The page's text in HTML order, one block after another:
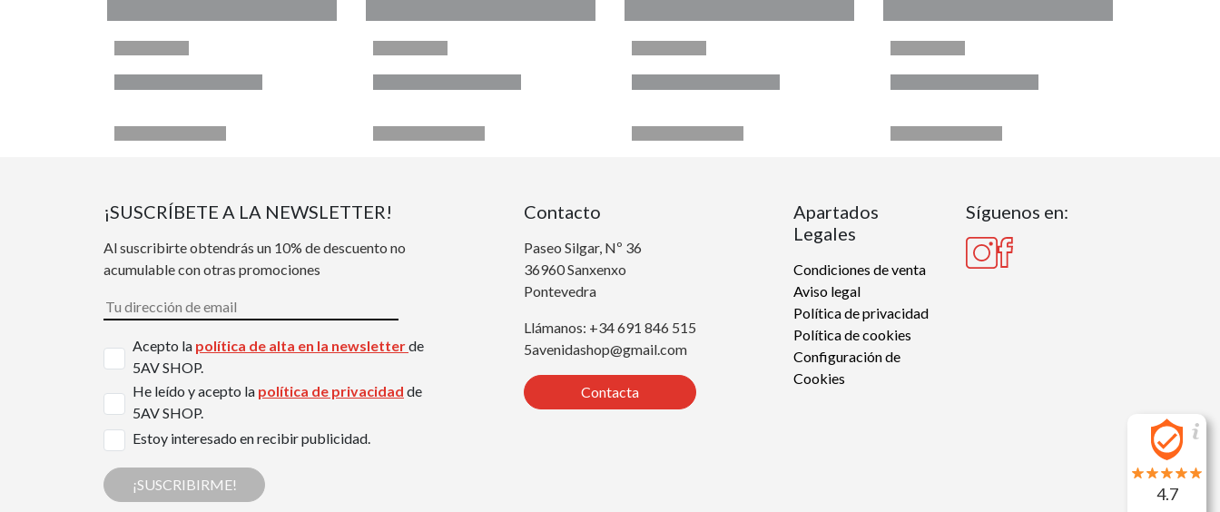
¡SUSCRÍBETE A LA NEWSLETTER!
Al suscribirte obtendrás un 10% de descuento no
acumulable con otras promociones
Acepto la política de alta en la newsletterde
5AV SHOP.
He leído y acepto la política de privacidad de
5AV SHOP.
Estoy interesado en recibir publicidad.
¡SUSCRIBIRME!
Contacto
Paseo Silgar, Nº 36
36960 Sanxenxo
Pontevedra
Llámanos: +34 691 846 515
5avenidashop@gmail.com
Contacta
Apartados
Legales
Condiciones de venta
Aviso legal
Política de privacidad
Política de cookies
Configuración de
Cookies
Síguenos en:
4.7